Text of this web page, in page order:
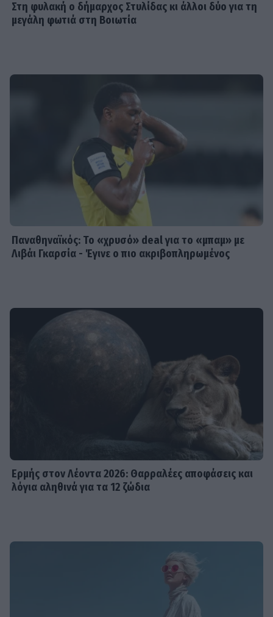
Στη φυλακή ο δήμαρχος Στυλίδας κι άλλοι δύο για τη
μεγάλη φωτιά στη Βοιωτία
Παναθηναϊκός: Το «χρυσό» deal για το «μπαμ» με
Λιβάι Γκαρσία - Έγινε ο πιο ακριβοπληρωμένος
Ερμής στον Λέοντα 2026: Θαρραλέες αποφάσεις και
λόγια αληθινά για τα 12 ζώδια